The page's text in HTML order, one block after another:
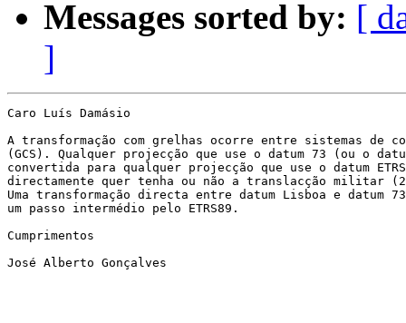
Messages sorted by: [
]
Caro Luís Damásio
A transformação com grelhas ocorre entre sistemas de
(GCS). Qualquer projecção que use o datum 73 (ou o
convertida para qualquer projecção que use o datum
directamente quer tenha ou não a translacção militar
Uma transformação directa entre datum Lisboa e datum
um passo intermédio pelo ETRS89.
Cumprimentos
José Alberto Gonçalves